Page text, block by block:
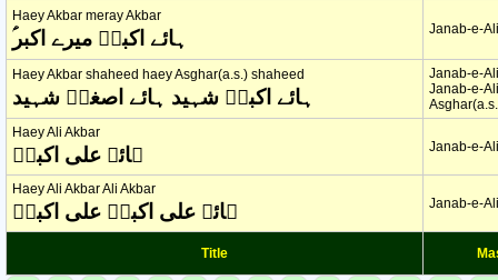
Haey Akbar meray Akbar
ؑہائے اکبرؑ میرے اکبر Janab-e-
Haey Akbar shaheed haey Asghar(a.s.) shaheed
ہائے اکبرؑ شہید ہائے اصغرؑ شہید
Janab-e-
Janab-e-Ali
Haey Ali Akbar
ہائے علی اکبرؑ Janab-e-
Haey Ali Akbar Ali Akbar
ہائے علی اکبرؑ علی اکبرؑ Janab-e-
Title